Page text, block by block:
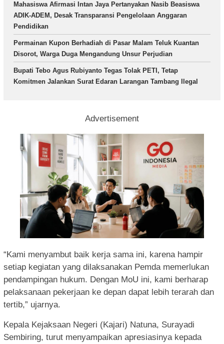
Mahasiswa Afirmasi Intan Jaya Pertanyakan Nasib Beasiswa
ADIK-ADEM, Desak Transparansi Pengelolaan Anggaran
Pendidikan
Permainan Kupon Berhadiah di Pasar Malam Teluk Kuantan
Disorot, Warga Duga Mengandung Unsur Perjudian
Bupati Tebo Agus Rubiyanto Tegas Tolak PETI, Tetap
Komitmen Jalankan Surat Edaran Larangan Tambang Ilegal
Advertisement
“Kami menyambut baik kerja sama ini, karena hampir
setiap kegiatan yang dilaksanakan Pemda memerlukan
pendampingan hukum. Dengan MoU ini, kami berharap
pelaksanaan pekerjaan ke depan dapat lebih terarah dan
tertib,” ujarnya.
Kepala Kejaksaan Negeri (Kajari) Natuna, Surayadi
Sembiring, turut menyampaikan apresiasinya kepada